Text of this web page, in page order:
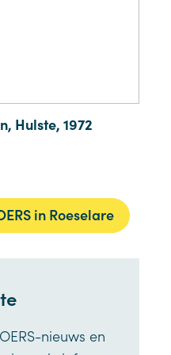
Hulste, 1972
in Roeselare
nieuws en